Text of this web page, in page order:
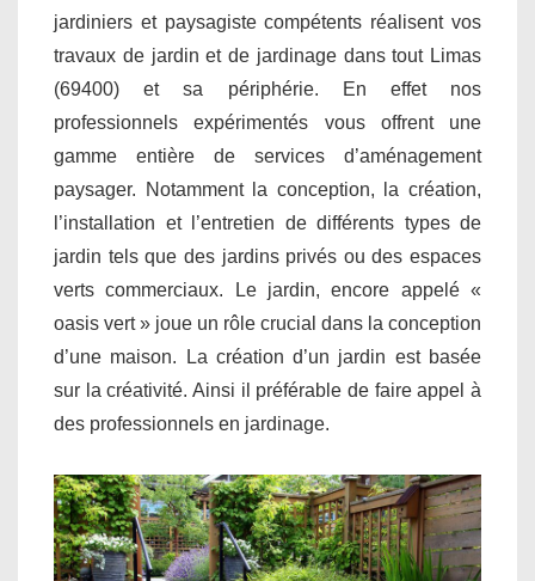
jardiniers et paysagiste compétents réalisent vos
travaux de jardin et de jardinage dans tout Limas
(69400) et sa périphérie. En effet nos
professionnels expérimentés vous offrent une
gamme entière de services d’aménagement
paysager. Notamment la conception, la création,
l’installation et l’entretien de différents types de
jardin tels que des jardins privés ou des espaces
verts commerciaux. Le jardin, encore appelé «
oasis vert » joue un rôle crucial dans la conception
d’une maison. La création d’un jardin est basée
sur la créativité. Ainsi il préférable de faire appel à
des professionnels en jardinage.